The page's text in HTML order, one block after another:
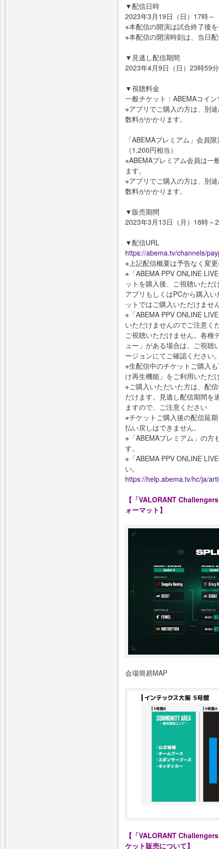
▼配信日時
2023年3月19日（日）17時～
※本配信の開演は試合終了後
※本配信の開演時刻は、当日
▼見逃し配信期間
2023年4月9日（日）23時59
▼視聴料金
一般チケット：ABEMAコイ
※アプリでご購入の方は、別
数料がかかります。
「ABEMAプレミアム」会員
（1,200円相当）
※ABEMAプレミアム会員は一
ます。
※アプリでご購入の方は、別
数料がかかります。
▼販売期間
2023年3月13日（月）18時～
▼配信URL
https://abema.tv/channels/
※上記配信概要は予告なく変
※「ABEMA PPV ONLINE
ットを購入後、ご視聴いただ
アプリもしくはPCから購入
ットではご購入いただけませ
※「ABEMA PPV ONLINE
いただけませんのでご注意く
ご視聴いただけません。各種
ュー」がある場合は、ご視聴
ージョンにてご確認ください
※生配信中のチケットご購入
け再生機能」をご利用いただ
※ご購入いただいた方は、配
だけます。見逃し配信期間を
ますので、ご注意ください
※チケットご購入後の配信延
払い戻しはできません。
※「ABEMAプレミアム」の方
す。
※「ABEMA PPV ONLINE
い。
https://help.abema.tv/hc/ja/
【「VALORANT
ォーマット】
会場簡易MAP
【「VALORANT
ケット販売について】